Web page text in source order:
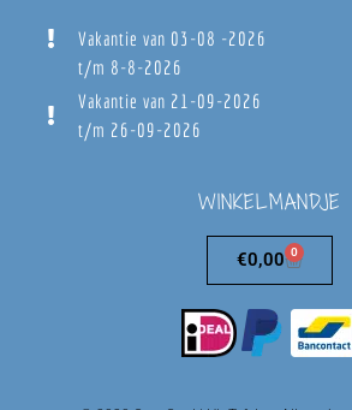
Vakantie van 03-08 -2026
t/m 8-8-2026
Vakantie van 21-09-2026
t/m 26-09-2026
WINKELMANDJE
€0,00 0